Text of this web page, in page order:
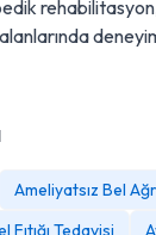
rehabilitasyon,
Ameliyatsız Bel
Fıtığı Tedavisi